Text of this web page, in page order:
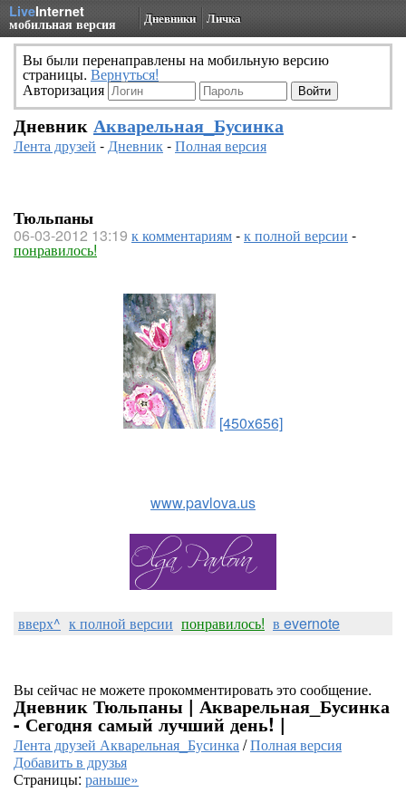
LiveInternet
мобильная версия Дневники Личка
Вы были перенаправлены на мобильную версию
страницы. Вернуться!
Авторизация
Дневник Акварельная_Бусинка
Лента друзей -Дневник-Полная версия
Тюльпаны
06-03-2012 13:19 к комментариям-к полной версии -
понравилось!
[450x656]
www.pavlova.us
вверх^ к полной версии понравилось! в evernote
Вы сейчас не можете прокомментировать это сообщение.
Дневник Тюльпаны | Акварельная_Бусинка
- Сегодня самый лучший день! |
Лента друзей Акварельная_Бусинка/Полная версия
Добавить в друзья
Страницы: раньше»